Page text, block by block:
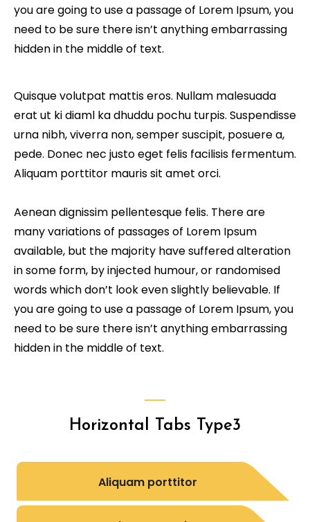
you are going to use a passage of Lorem Ipsum, you
need to be sure there isn’t anything embarrassing
hidden in the middle of text.
Quisque volutpat mattis eros. Nullam malesuada
erat ut ki diaml ka dhuddu pochu turpis. Suspendisse
urna nibh, viverra non, semper suscipit, posuere a,
pede. Donec nec justo eget felis facilisis fermentum.
Aliquam porttitor mauris sit amet orci.
Aenean dignissim pellentesque felis. There are
many variations of passages of Lorem Ipsum
available, but the majority have suffered alteration
in some form, by injected humour, or randomised
words which don’t look even slightly believable. If
you are going to use a passage of Lorem Ipsum, you
need to be sure there isn’t anything embarrassing
hidden in the middle of text.
Horizontal Tabs Type3
Aliquam porttitor